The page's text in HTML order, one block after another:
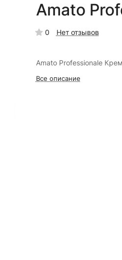
Amato
0 Нет отзывов
Amato Professionale
Все описание